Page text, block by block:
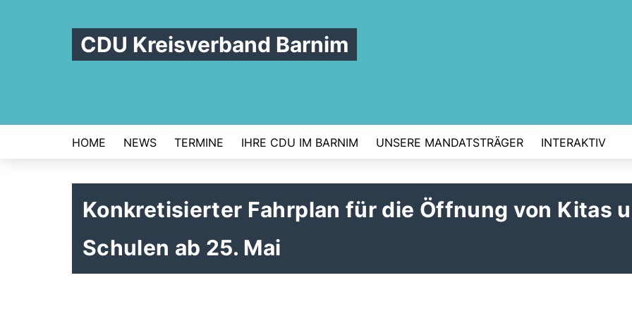
CDU Kreisverband Barnim
HOME NEWS TERMINE IHRE CDU IM BARNIM UNSERE MANDATSTRÄGER INTERAKTIV
Konkretisierter Fahrplan für die Öffnung von Kitas
Schulen ab 25. Mai